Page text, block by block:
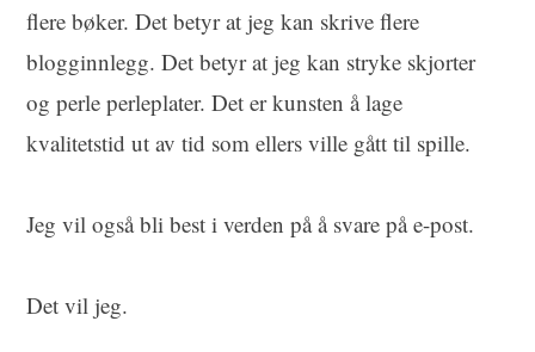
flere bøker. Det betyr at jeg kan skrive flere
blogginnlegg. Det betyr at jeg kan stryke skjorter
og perle perleplater. Det er kunsten å lage
kvalitetstid ut av tid som ellers ville gått til spille.
Jeg vil også bli best i verden på å svare på e-post.
Det vil jeg.